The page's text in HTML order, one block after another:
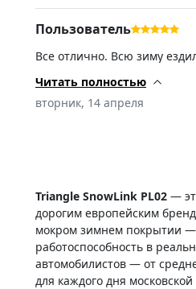
Пользователь
Все отлично. Всю зиму
Читать полностью
вторник, 14 апреля
Triangle SnowLink PL02 —
дорогим европейским
мокром зимнем покрытии —
работоспособность в
автомобилистов — от
для каждого дня